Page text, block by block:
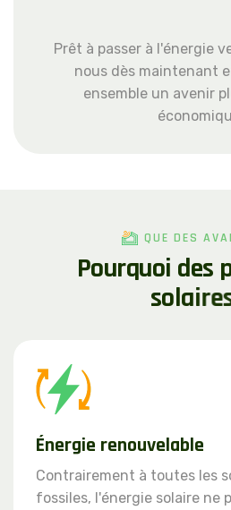
Prêt à passer à l'énergie
nous dès maintenant
ensemble un avenir
QUE DES
Pourquoi des
solaire
Énergie renouvelable
Contrairement à toutes les
fossiles, l'énergie solaire ne